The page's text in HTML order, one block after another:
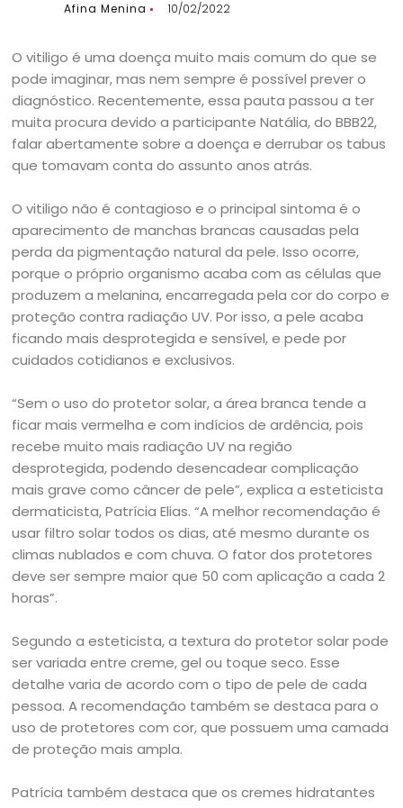
Afina Menina 10/02/2022
O vitiligo é uma doença muito mais comum do que se
pode imaginar, mas nem sempre é possível prever o
diagnóstico. Recentemente, essa pauta passou a ter
muita procura devido a participante Natália, do BBB22,
falar abertamente sobre a doença e derrubar os tabus
que tomavam conta do assunto anos atrás.
O vitiligo não é contagioso e o principal sintoma é o
aparecimento de manchas brancas causadas pela
perda da pigmentação natural da pele. Isso ocorre,
porque o próprio organismo acaba com as células que
produzem a melanina, encarregada pela cor do corpo e
proteção contra radiação UV. Por isso, a pele acaba
ficando mais desprotegida e sensível, e pede por
cuidados cotidianos e exclusivos.
“Sem o uso do protetor solar, a área branca tende a
ficar mais vermelha e com indícios de ardência, pois
recebe muito mais radiação UV na região
desprotegida, podendo desencadear complicação
mais grave como câncer de pele”, explica a esteticista
dermaticista, Patrícia Elias. “A melhor recomendação é
usar filtro solar todos os dias, até mesmo durante os
climas nublados e com chuva. O fator dos protetores
deve ser sempre maior que 50 com aplicação a cada 2
horas”.
Segundo a esteticista, a textura do protetor solar pode
ser variada entre creme, gel ou toque seco. Esse
detalhe varia de acordo com o tipo de pele de cada
pessoa. A recomendação também se destaca para o
uso de protetores com cor, que possuem uma camada
de proteção mais ampla.
Patrícia também destaca que os cremes hidratantes